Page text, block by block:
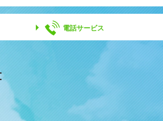
電話サービス